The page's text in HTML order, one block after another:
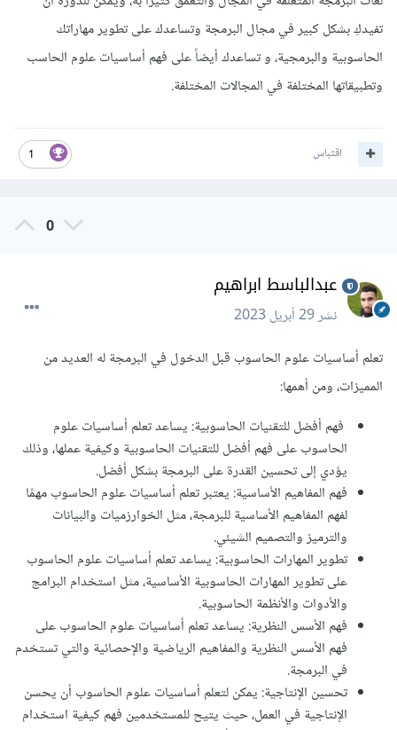
تفيدكِ بشكل كبير في مجال البرمجة وتساعدك على تطوير مهاراتك
الحاسوبية والبرمجية، و تساعدك أيضاً على فهم أساسيات علوم الحاسب
وتطبيقاتها المختلفة في المجالات المختلفة.
1 اقتباس
0
عبدالباسط ابراهيم
نشر29 أبريل 2023
تعلم أساسيات علوم الحاسوب قبل الدخول في البرمجة له العديد من
المميزات، ومن أهمها:
فهم أفضل للتقنيات الحاسوبية: يساعد تعلم أساسيات علوم
الحاسوب على فهم أفضل للتقنيات الحاسوبية وكيفية عملها، وذلك
يؤدي إلى تحسين القدرة على البرمجة بشكل أفضل.
فهم المفاهيم الأساسية: يعتبر تعلم أساسيات علوم الحاسوب مهمًا
لفهم المفاهيم الأساسية للبرمجة، مثل الخوارزميات والبيانات
والترميز والتصميم الشيئي.
تطوير المهارات الحاسوبية: يساعد تعلم أساسيات علوم الحاسوب
على تطوير المهارات الحاسوبية الأساسية، مثل استخدام البرامج
والأدوات والأنظمة الحاسوبية.
فهم الأسس النظرية: يساعد تعلم أساسيات علوم الحاسوب على
فهم الأسس النظرية والمفاهيم الرياضية والإحصائية والتي تستخدم
في البرمجة.
تحسين الإنتاجية: يمكن لتعلم أساسيات علوم الحاسوب أن يحسن
الإنتاجية في العمل، حيث يتيح للمستخدمين فهم كيفية استخدام